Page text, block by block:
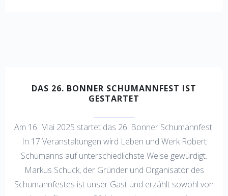
DAS 26. BONNER SCHUMANNFEST IST
GESTARTET
Am 16. Mai 2025 startet das 26. Bonner Schumannfest.
In 17 Veranstaltungen wird Leben und Werk Robert
Schumanns auf unterschiedlichste Weise gewürdigt.
Markus Schuck, der Gründer und Organisator des
Schumannfestes ist unser Gast und erzählt sowohl von